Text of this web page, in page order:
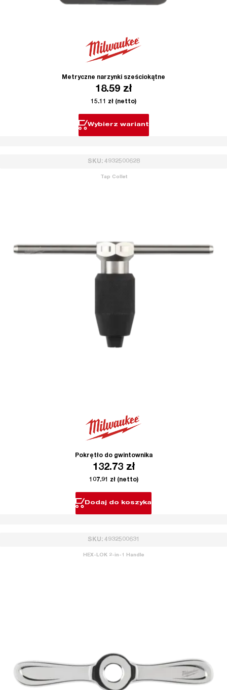
Metryczne narzynki sześciokątne
18.59 zł
15.11 zł (netto)
Wybierz wariant
SKU: 4932500628
Tap Collet
Pokrętło do gwintownika
132.73 zł
107.91 zł(netto)
Dodaj do koszyka
SKU: 4932500631
HEX-LOK 2-in-1 Handle